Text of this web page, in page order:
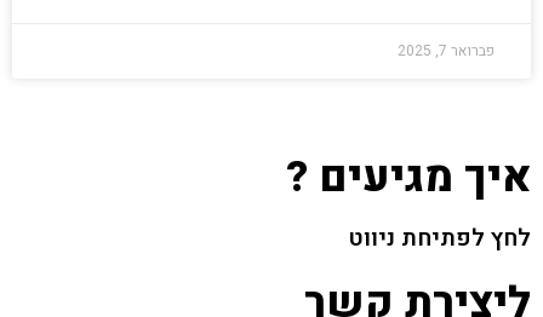
פברואר 7, 2025
איך מגיעים ?
לחץ לפתיחת ניווט
ליצירת קשר